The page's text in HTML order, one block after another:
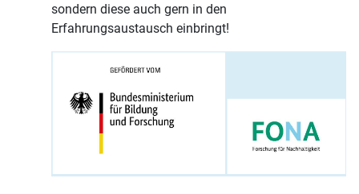
sondern diese auch gern in den
Erfahrungsaustausch einbringt!